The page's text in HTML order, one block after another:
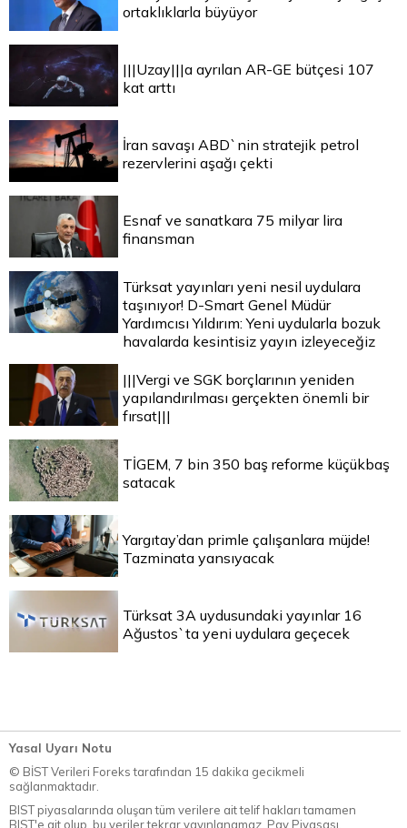
ortaklıklarla büyüyor
|||Uzay|||a ayrılan AR-GE bütçesi 107
kat arttı
İran savaşı ABD`nin stratejik petrol
rezervlerini aşağı çekti
Esnaf ve sanatkara 75 milyar lira
finansman
Türksat yayınları yeni nesil uydulara
taşınıyor! D-Smart Genel Müdür
Yardımcısı Yıldırım: Yeni uydularla bozuk
havalarda kesintisiz yayın izleyeceğiz
|||Vergi ve SGK borçlarının yeniden
yapılandırılması gerçekten önemli bir
fırsat|||
TİGEM, 7 bin 350 baş reforme küçükbaş
satacak
Yargıtay’dan primle çalışanlara müjde!
Tazminata yansıyacak
Türksat 3A uydusundaki yayınlar 16
Ağustos`ta yeni uydulara geçecek
Yasal Uyarı Notu
© BİST Verileri Foreks tarafından 15 dakika gecikmeli
sağlanmaktadır.
BIST piyasalarında oluşan tüm verilere ait telif hakları tamamen
BIST'e ait olup, bu veriler tekrar yayınlanamaz. Pay Piyasası,